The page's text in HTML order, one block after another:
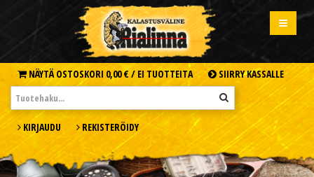
NÄYTÄ OSTOSKORI 0,00 € / EI TUOTTEITA SIIRRY KASSALLE
KIRJAUDU REKISTERÖIDY